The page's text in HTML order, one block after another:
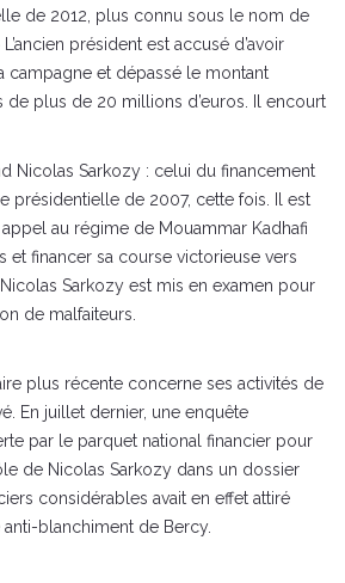
de 2012, plus connu sous le nom de
président est accusé d’avoir
campagne et dépassé le montant
de plus de 20 millions d’euros. Il encourt
Nicolas Sarkozy : celui du financement
présidentielle de 2007, cette fois. Il est
au régime de Mouammar Kadhafi
et financer sa course victorieuse vers
Nicolas Sarkozy est mis en examen pour
de malfaiteurs.
plus récente concerne ses activités de
En juillet dernier, une enquête
par le parquet national financier pour
de Nicolas Sarkozy dans un dossier
considérables avait en effet attiré
anti-blanchiment de Bercy.